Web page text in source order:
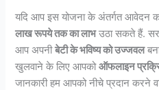
यदि आप इस योजना के अंतर्गत आवेदन
लाख रूपये तक का लाभउठा सकते हैं.
आप अपनीबेटी के भविष्य को उज्जवल
खुलवाने के लिए आपकोऑफलाइन
जानकारी हम आपको नीचे प्रदान करने